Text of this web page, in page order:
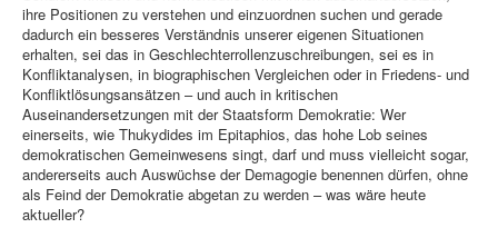
ihre Positionen zu verstehen und einzuordnen suchen und gerade
dadurch ein besseres Verständnis unserer eigenen Situationen
erhalten, sei das in Geschlechterrollenzuschreibungen, sei es in
Konfliktanalysen, in biographischen Vergleichen oder in Friedens- und
Konfliktlösungsansätzen – und auch in kritischen
Auseinandersetzungen mit der Staatsform Demokratie: Wer
einerseits, wie Thukydides im Epitaphios, das hohe Lob seines
demokratischen Gemeinwesens singt, darf und muss vielleicht sogar,
andererseits auch Auswüchse der Demagogie benennen dürfen, ohne
als Feind der Demokratie abgetan zu werden – was wäre heute
aktueller?